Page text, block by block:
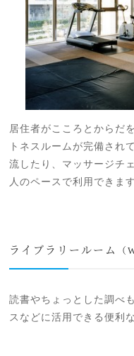
居住者がこころとからだ
トネスルームが完備され
流したり、マッサージチ
人のペースで利用できます
ライブラリールーム （
読書やちょっとした調べ
スなどに活用できる便利